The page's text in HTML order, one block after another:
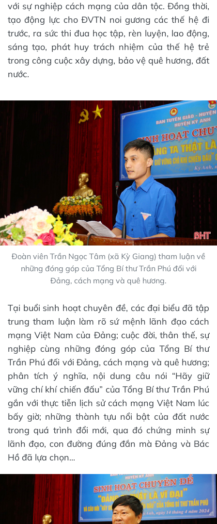
với sự nghiệp cách mạng của dân tộc. Đồng thời,
tạo động lực cho ĐVTN noi gương các thế hệ đi
trước, ra sức thi đua học tập, rèn luyện, lao động,
sáng tạo, phát huy trách nhiệm của thế hệ trẻ
trong công cuộc xây dựng, bảo vệ quê hương, đất
nước.
Đoàn viên Trần Ngọc Tâm (xã Kỳ Giang) tham luận về
những đóng góp của Tổng Bí thư Trần Phú đối với
Đảng, cách mạng và quê hương.
Tại buổi sinh hoạt chuyên đề, các đại biểu đã tập
trung tham luận làm rõ sứ mệnh lãnh đạo cách
mạng Việt Nam của Đảng; cuộc đời, thân thế, sự
nghiệp cùng những đóng góp của Tổng Bí thư
Trần Phú đối với Đảng, cách mạng và quê hương;
phân tích ý nghĩa, nội dung câu nói “Hãy giữ
vững chí khí chiến đấu” của Tổng Bí thư Trần Phú
gắn với thực tiễn lịch sử cách mạng Việt Nam lúc
bấy giờ; những thành tựu nổi bật của đất nước
trong quá trình đổi mới, qua đó chứng minh sự
lãnh đạo, con đường đúng đắn mà Đảng và Bác
Hồ đã lựa chọn...